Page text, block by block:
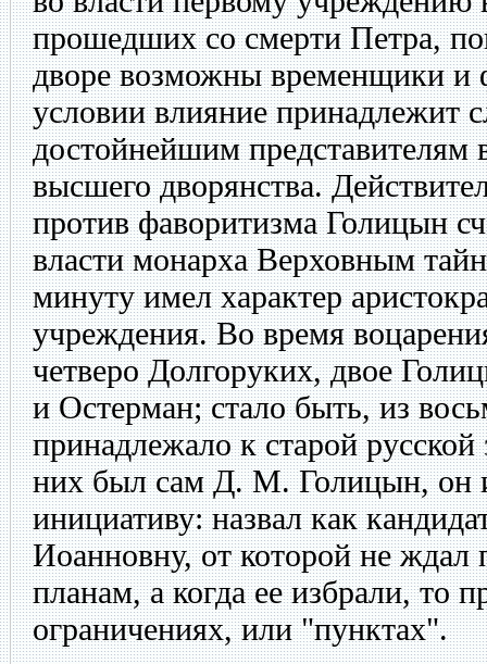
прошедших со смерти Петра,
дворе возможны временщики и
условии влияние принадлежит
достойнейшим
высшего дворянства.
против фаворитизма Голицын
власти монарха Верховным
минуту имел характер
учреждения. Во время
четверо Долгоруких, двое
и Остерман; стало быть, из
принадлежало к старой
них был сам Д. М. Голицын, он
инициативу: назвал как
Иоанновну, от которой не ждал
планам, а когда ее избрали, то
ограничениях, или "пунктах".